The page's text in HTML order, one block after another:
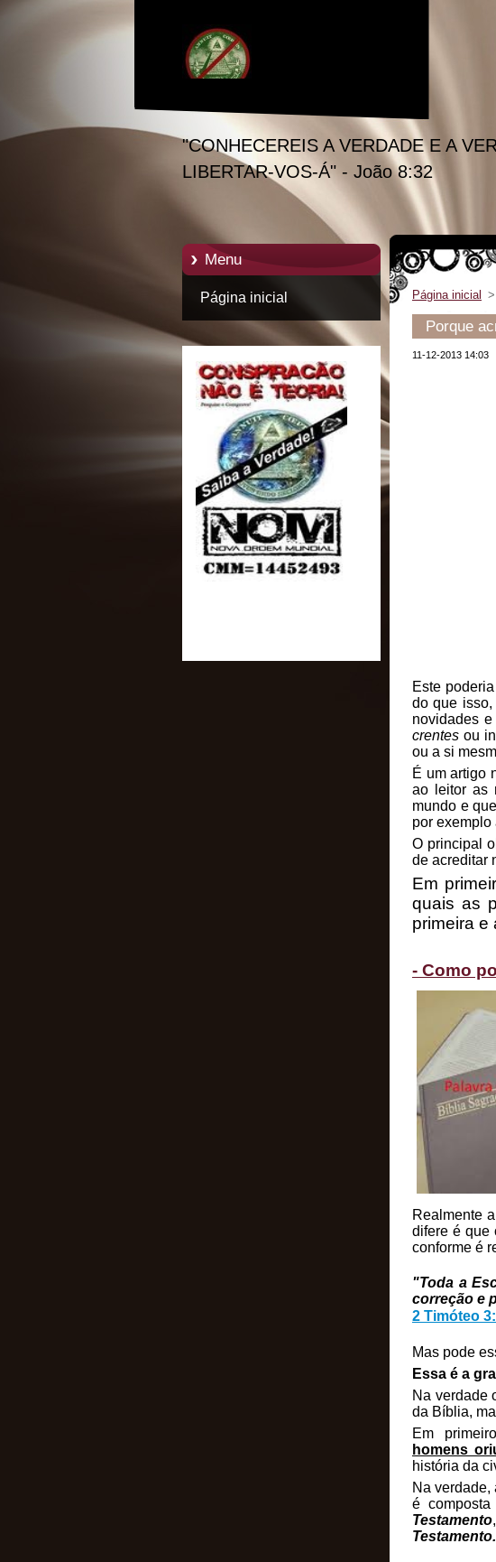
"CONHECEREIS A VERDADE E A
LIBERTAR-VOS-Á" - João 8:32
Menu
Página inicial Página inicial >
Porque
11-12-2013 14:03
Este
do que
novidades
crentes ou
ou a si
É um artigo
ao leitor as
mundo e
por exemplo
O principal
de acreditar
Em
quais as
primeira e
- Como
Realmente
difere é que
conforme é
"Toda a
correção e
2 Timóteo
Mas pode
Essa é a
Na verdade
da Bíblia,
Em
homens
história da
Na
é
Testamento
Testamento.